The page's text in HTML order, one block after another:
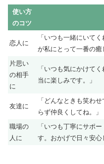
使い方
のコツ
恋人に
「いつも一緒にいて
が私にとって一番の癒
片思い
の相手
に
「いつも気にかけて
当に楽しみです。」
友達に
「どんなときも笑わ
らず仲良くしてね。」
職場の
人に
「いつも丁寧にサポ
す。おかげで日々安心